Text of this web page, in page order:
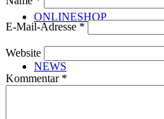
ONLINESHOP
NEWS
E-Mail-Adresse *
Website
Kommentar *